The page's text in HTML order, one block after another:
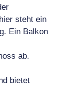
steht ein
Ein Balkon
ab.
bietet